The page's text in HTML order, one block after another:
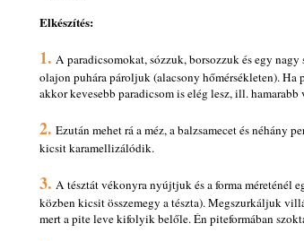
Elkészítés:
1. A paradicsomokat, sózzuk, borsozzuk és egy
olajon puhára pároljuk (alacsony hőmérsékleten).
akkor kevesebb paradicsom is elég lesz, ill. hamarabb
2. Ezután mehet rá a méz, a balzsamecet és néhány
kicsit karamellizálódik.
3. A tésztát vékonyra nyújtjuk és a forma méreténél
közben kicsit összemegy a tészta). Megszurkáljuk
mert a pite leve kifolyik belőle. Én piteformában